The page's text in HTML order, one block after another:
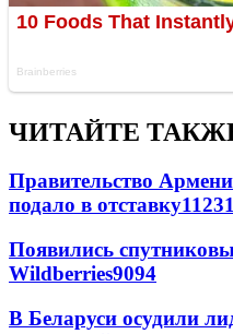
ЧИТАЙТЕ
Правительство
подало в отставку11231
Появились
Wildberries9094
В Беларуси осудили